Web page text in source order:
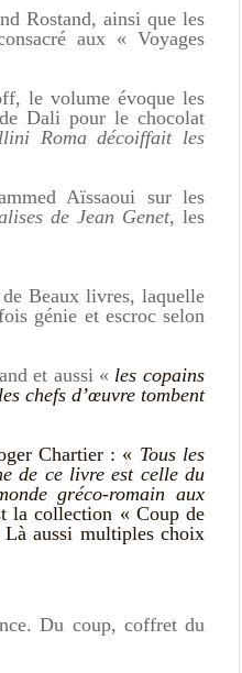
Rostand, ainsi que les
aux « Voyages
le volume évoque les
Dali pour le chocolat
Roma décoiffait les
Aïssaoui sur les
de Jean Genet, les
Beaux livres, laquelle
génie et escroc selon
et aussi « les copains
chefs d’œuvre tombent
Chartier : « Tous les
de ce livre est celle du
gréco-romain aux
la collection « Coup de
aussi multiples choix
Du coup, coffret du